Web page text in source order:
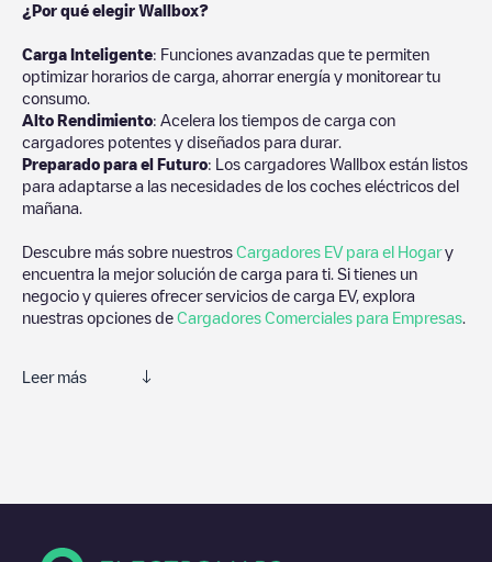
¿Por qué elegir Wallbox?
Carga Inteligente: Funciones avanzadas que te permiten
optimizar horarios de carga, ahorrar energía y monitorear tu
consumo.
Alto Rendimiento: Acelera los tiempos de carga con
cargadores potentes y diseñados para durar.
Preparado para el Futuro: Los cargadores Wallbox están listos
para adaptarse a las necesidades de los coches eléctricos del
mañana.
Descubre más sobre nuestros Cargadores EV para el Hogary
encuentra la mejor solución de carga para ti. Si tienes un
negocio y quieres ofrecer servicios de carga EV, explora
nuestras opciones de Cargadores Comerciales para Empresas
Leer más